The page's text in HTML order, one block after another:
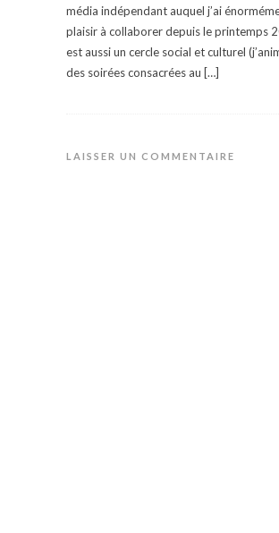
média indépendant auquel j’ai
plaisir à collaborer depuis le printemps
est aussi un cercle social et culturel
des soirées consacrées au […]
LAISSER UN COMMENTAIRE